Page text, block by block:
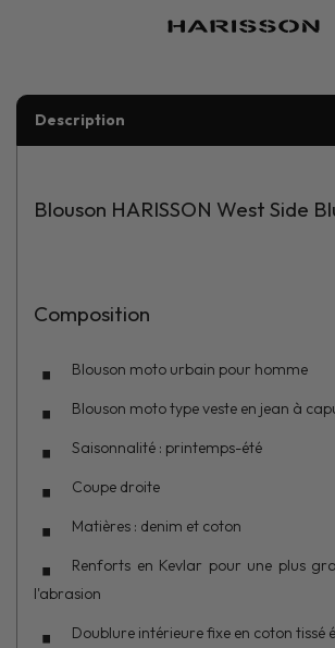
Description
Blouson HARISSON West Side
Composition
Blouson moto urbain pour homme
Blouson moto type veste en jean à
Saisonnalité : printemps-été
Coupe droite
Matières : denim et coton
Renforts en Kevlar pour une plus
l'abrasion
Doublure intérieure fixe en coton tissé